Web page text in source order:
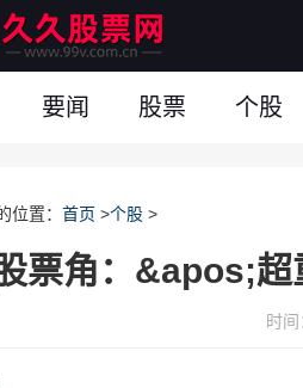
要闻 股票 个股
位置： 首页 >个股 >
票角：&apos;
时